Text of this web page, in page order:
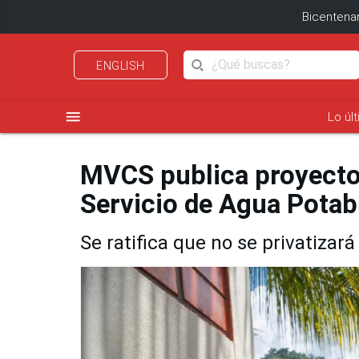
ENGLISH
menu Lo
MVCS publica
Servicio de Agua
Se ratifica que no se privatizará